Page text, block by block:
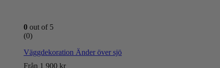
0 out of 5
(0)
Väggdekoration Änder över sjö
Från 1 900 kr